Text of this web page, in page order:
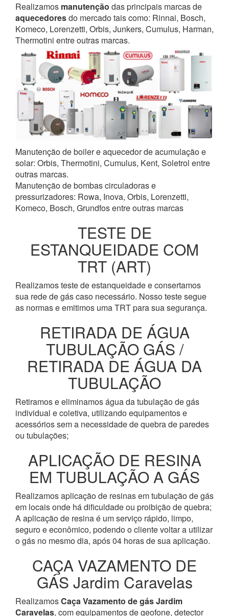
Realizamos manutenção das principais marcas de
aquecedoresdo mercado tais como: Rinnai, Bosch,
Komeco, Lorenzetti, Orbis, Junkers, Cumulus, Harman,
Thermotini entre outras marcas.
Manutenção de boiler e aquecedor de acumulação e
solar: Orbis, Thermotini, Cumulus, Kent, Soletrol entre
outras marcas.
Manutenção de bombas circuladoras e
pressurizadores: Rowa, Inova, Orbis, Lorenzetti,
Komeco, Bosch, Grundfos entre outras marcas
TESTE DE
ESTANQUEIDADE COM
TRT (ART)
Realizamos teste de estanqueidade e consertamos
sua rede de gás caso necessário. Nosso teste segue
as normas e emitimos uma TRT para sua segurança.
RETIRADA DE ÁGUA
TUBULAÇÃO GÁS /
RETIRADA DE ÁGUA DA
TUBULAÇÃO
Retiramos e eliminamos água da tubulação de gás
individual e coletiva, utilizando equipamentos e
acessórios sem a necessidade de quebra de paredes
ou tubulações;
APLICAÇÃO DE RESINA
EM TUBULAÇÃO A GÁS
Realizamos aplicação de resinas em tubulação de gás
em locais onde há dificuldade ou proibição de quebra;
A aplicação de resina é um serviço rápido, limpo,
seguro e econômico, podendo o cliente voltar a utilizar
o gás no mesmo dia, após 04 horas de sua aplicação.
CAÇA VAZAMENTO DE
GÁS Jardim Caravelas
RealizamosCaça Vazamento de gás Jardim
Caravelas, com equipamentos de geofone, detector